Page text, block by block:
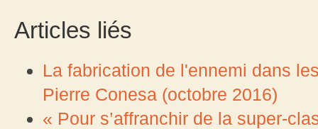
Articles liés
La fabrication de l'ennemi dans
Pierre Conesa (octobre 2016)
« Pour s’affranchir de la super-